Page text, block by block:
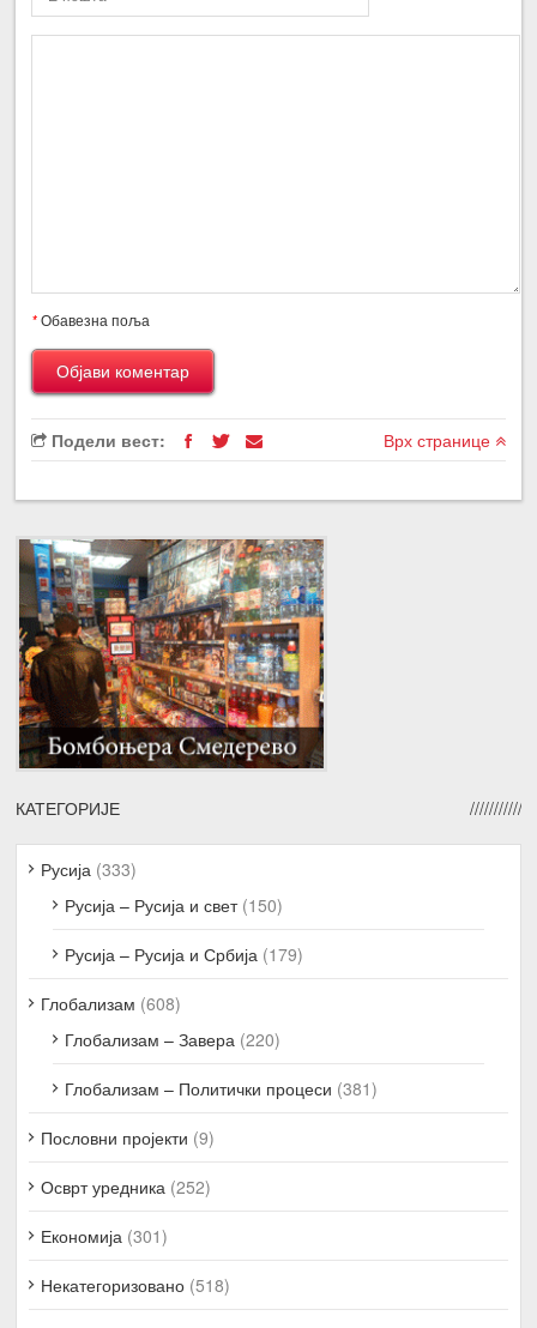
*Обавезна поља
Подели вест: Врх странице
КАТЕГОРИЈЕ
Русија (333)
Русија – Русија и свет(150)
Русија – Русија и Србија (179)
Глобализам (608)
Глобализам – Завера (220)
Глобализам – Политички процеси (381)
Пословни пројекти (9)
Осврт уредника (252)
Економија (301)
Некатегоризовано (518)